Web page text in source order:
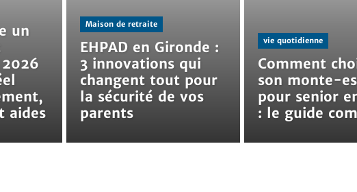
un
aides
Maison de retraite
EHPAD en Gironde :
3 innovations qui
changent tout pour
la sécurité de vos
parents
vie quotidienne
Comment
son monte-
pour senior
: le guide